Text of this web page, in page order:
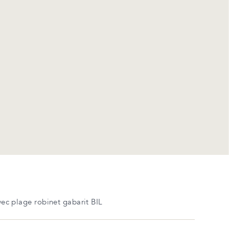
plage robinet gabarit BIL